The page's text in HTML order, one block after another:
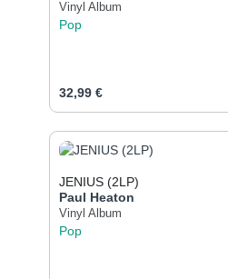
Vinyl Album
Pop
Regulärer Preis:
32,99 €
Produkt Anzahl:
JENIUS (2LP)
Paul Heaton
Vinyl Album
Pop